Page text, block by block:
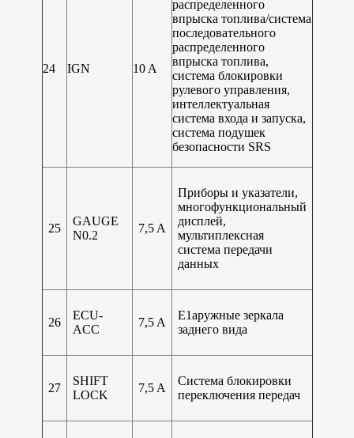
24 IGN 10 A
распределенного
впрыска топлива/система
последовательного
распределенного
впрыска топлива,
система блокировки
рулевого управления,
интеллектуальная
система входа и запуска,
система подушек
безопасности SRS
25
GAUGE
N0.2
7,5 A
Приборы и указатели,
многофункциональный
дисплей,
мультиплексная
система передачи
данных
26
ECU-
ACC
7,5 A
Е1аружные зеркала
заднего вида
27
SHIFT
LOCK
7,5 A
Система блокировки
переключения передач